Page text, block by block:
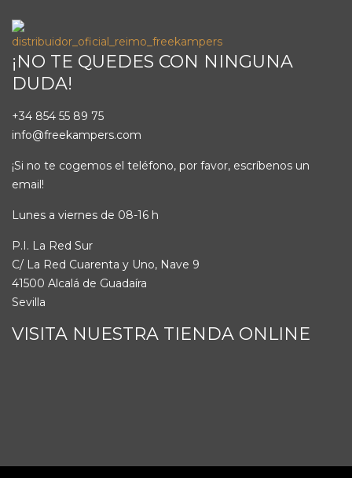
¡NO TE QUEDES CON NINGUNA
DUDA!
+34 854 55 89 75
info@freekampers.com
¡Si no te cogemos el teléfono, por favor, escríbenos un
email!
Lunes a viernes de 08-16 h
P.I. La Red Sur
C/ La Red Cuarenta y Uno, Nave 9
41500 Alcalá de Guadaíra
Sevilla
VISITA NUESTRA TIENDA ONLINE